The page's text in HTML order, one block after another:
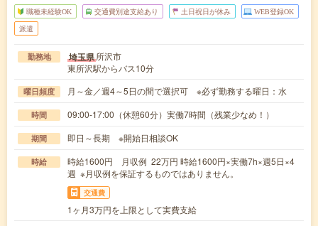
職種未経験OK 交通費別途支給あり 土日祝日が休み WEB登録OK
派遣
勤務地 埼玉県所沢市
東所沢駅からバス10分
曜日頻度 月～金／週4～5日の間で選択可 ※必ず勤務する曜日：水
時間 09:00-17:00（休憩60分）実働7時間（残業少なめ！）
期間 即日～長期 ※開始日相談OK
時給
時給1600円 月収例 22万円 時給1600円×実働7h×週5日×4
週 ※月収例を保証するものではありません。
交通費
1ヶ月3万円を上限として実費支給